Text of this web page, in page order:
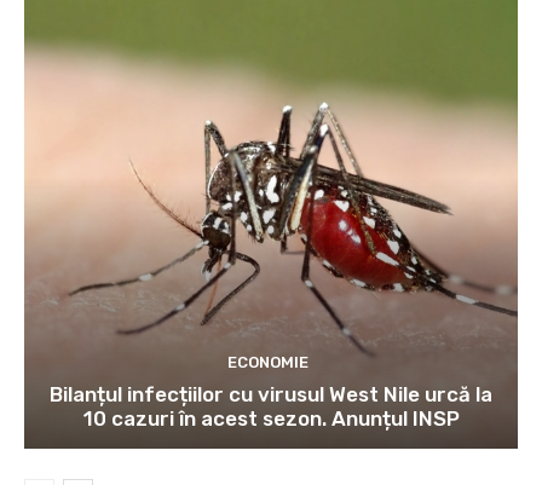
ECONOMIE
Bilanțul infecțiilor cu virusul West Nile urcă la
10 cazuri în acest sezon. Anunțul INSP